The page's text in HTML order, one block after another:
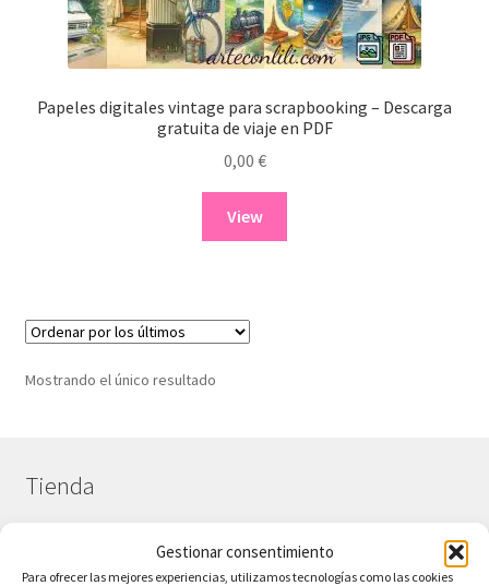
Gestionar consentimiento
Para ofrecer las mejores experiencias, utilizamos tecnologías como las cookies
Papeles digitales vintage para scrapbooking – Descarga
gratuita de viaje en PDF
0,00 €
View
Mostrando el único resultado
Tienda
¿Necesitas contactar?